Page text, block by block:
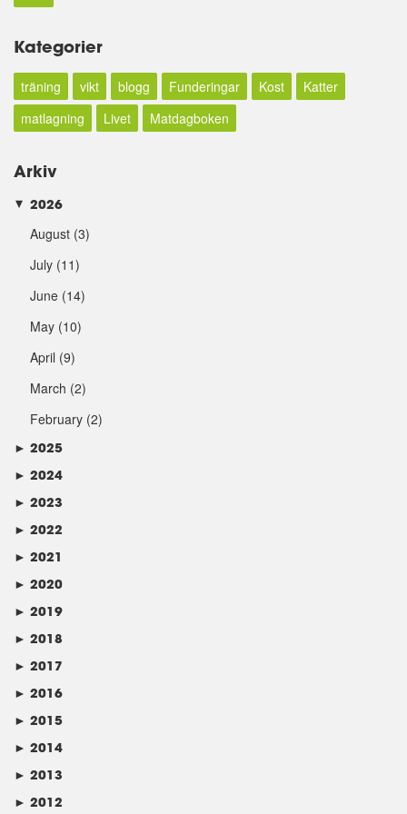
Kategorier
träning vikt blogg Funderingar Kost
Katter
matlagning
Livet Matdagboken
Arkiv
► 2026
August (3)
July (11)
June (14)
May (10)
April (9)
March (2)
February (2)
► 2025
► 2024
► 2023
► 2022
► 2021
► 2020
► 2019
► 2018
► 2017
► 2016
► 2015
► 2014
► 2013
► 2012